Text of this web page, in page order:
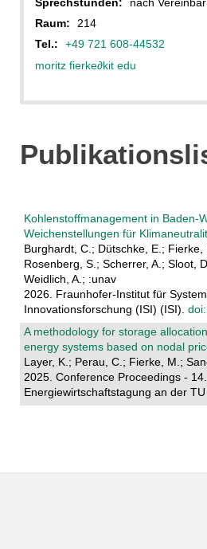
Raum:
214
Tel.:
+49 721 608-44532
moritz fierke∂kit edu
Kohlenstoffmanagement in Baden-
Weichenstellungen für
Burghardt, C.; Dütschke, E.; Fierke,
Rosenberg, S.; Scherrer, A.; Sloot,
Weidlich, A.; :unav
2026. Fraunhofer-Institut für
Innovationsforschung (ISI) (ISI).
A methodology for storage
energy systems based on nodal
Layer, K.; Perau, C.; Fierke, M.;
2025. Conference Proceedings -
Energiewirtschaftstagung an der